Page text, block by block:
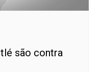
são contra